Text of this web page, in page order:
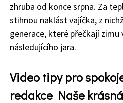
zhruba od konce srpna. Za
stihnou naklást vajíčka, z
generace, které přečkají zimu
následujícího jara.
Video tipy pro
redakce Naše